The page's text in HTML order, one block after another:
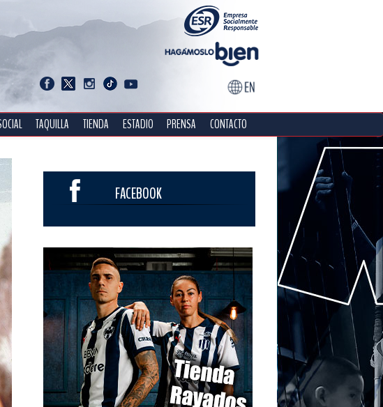
TAQUILLA TIENDA ESTADIO PRENSA CONTACTO
FACEBOOK